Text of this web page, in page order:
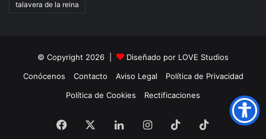
talavera de la reina
© Copyright 2026 | Diseñado por LOVE Studios
Conócenos
Contacto Aviso Legal
Política de Privacidad
Política de Cookies
Rectificaciones
Facebook LinkedInInstagram
TikTok